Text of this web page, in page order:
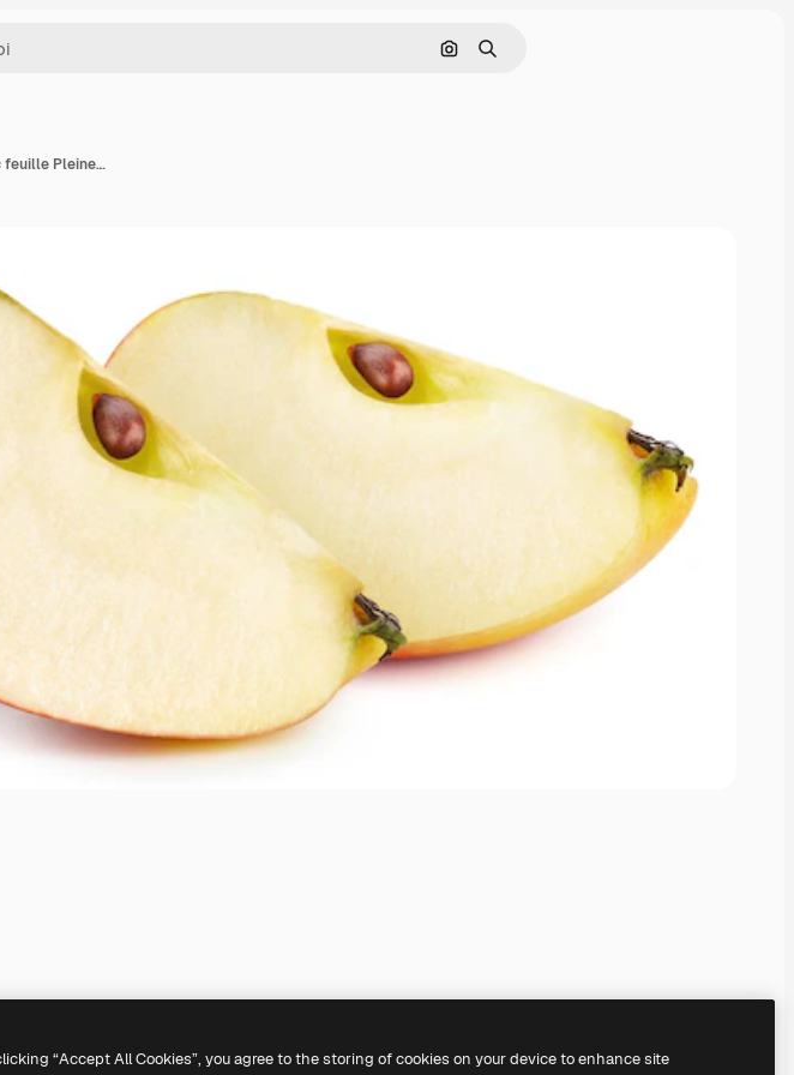
Rechercher par image
Rechercher
Pomme rouge biologique isolé sur fond blanc Goût pomme avec feuille Pleine profondeur de champ avec un tracé de détourage
“Accept All Cookies”, you agree to the storing of cookies on your device to enhance site